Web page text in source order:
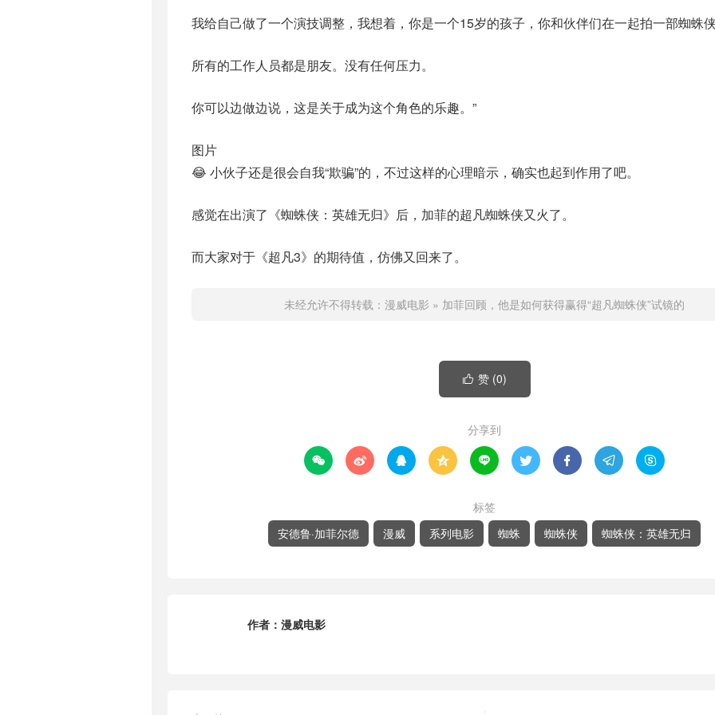
我给自己做了一个演技调整，我想着，你是一个15岁的孩子，你和伙伴们在一起拍一部蜘蛛
所有的工作人员都是朋友。没有任何压力。
你可以边做边说，这是关于成为这个角色的乐趣。”
图片
😂 小伙子还是很会自我“欺骗”的，不过这样的心理暗示，确实也起到作用了吧。
感觉在出演了《蜘蛛侠：英雄无归》后，加菲的超凡蜘蛛侠又火了。
而大家对于《超凡3》的期待值，仿佛又回来了。
未经允许不得转载： 漫威电影 » 加菲回顾，他是如何获得赢得“超凡蜘蛛侠”试镜的
 赞 (0)
分享到
        
标签
安德鲁·加菲尔德
漫威 系列电影 蜘蛛 蜘蛛侠 蜘蛛侠：英雄无归
作者： 漫威电影